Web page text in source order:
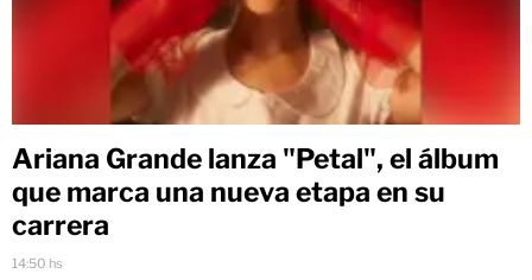
Ariana Grande lanza "Petal", el álbum
que marca una nueva etapa en su
carrera
14:50 hs